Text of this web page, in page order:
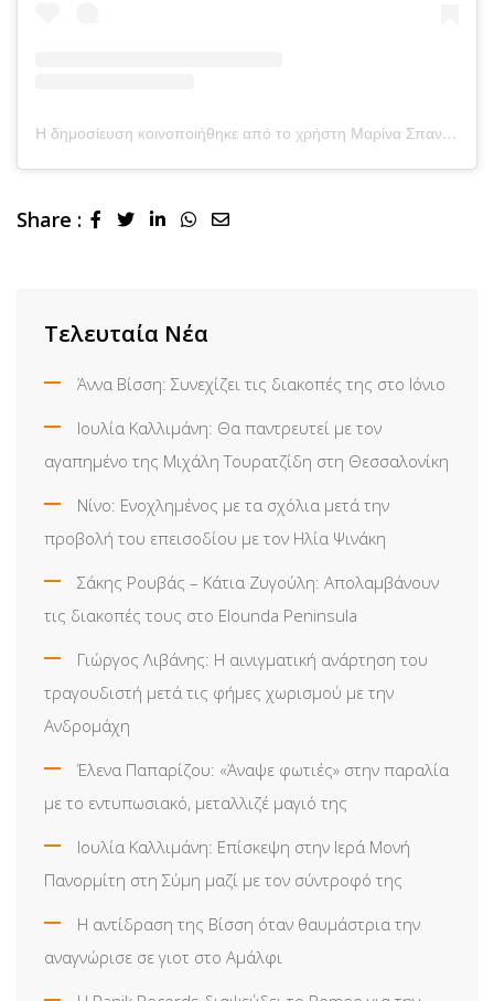
Η δημοσίευση κοινοποιήθηκε από το χρήστη Μαρίνα Σπανού (@marinaspanou_)
Share : LinkedInWhatsapp
Share
Τελευταία Νέα
Άννα Βίσση: Συνεχίζει τις διακοπές της στο Ιόνιο
Ιουλία Καλλιμάνη: Θα παντρευτεί με τον
αγαπημένο της Μιχάλη Τουρατζίδη στη Θεσσαλονίκη
Νίνο: Ενοχλημένος με τα σχόλια μετά την
προβολή του επεισοδίου με τον Ηλία Ψινάκη
Σάκης Ρουβάς – Κάτια Ζυγούλη: Απολαμβάνουν
τις διακοπές τους στο Elounda Peninsula
Γιώργος Λιβάνης: Η αινιγματική ανάρτηση του
τραγουδιστή μετά τις φήμες χωρισμού με την
Ανδρομάχη
Έλενα Παπαρίζου: «Άναψε φωτιές» στην παραλία
με το εντυπωσιακό, μεταλλιζέ μαγιό της
Ιουλία Καλλιμάνη: Επίσκεψη στην Ιερά Μονή
Πανορμίτη στη Σύμη μαζί με τον σύντροφό της
Η αντίδραση της Βίσση όταν θαυμάστρια την
αναγνώρισε σε γιοτ στο Αμάλφι